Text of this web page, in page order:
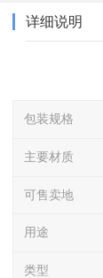
详细说明
包装规格
主要材质
可售卖地
用途
类型